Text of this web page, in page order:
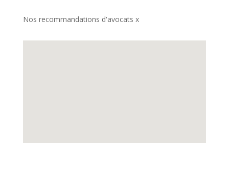
Nos recommandations d'avocats x